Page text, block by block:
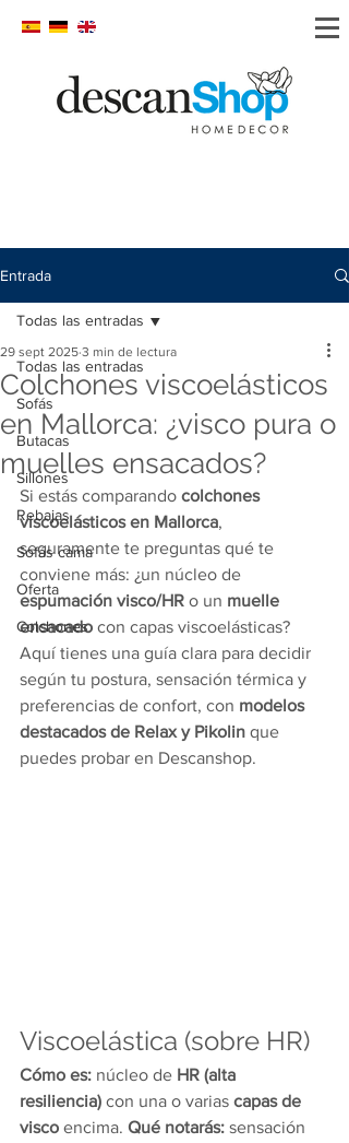
Entrada
Todas las entradas
Sofás
Butacas
Sillones
Rebajas
Sofás cama
Oferta
Colchones
Todas las entradas
Colchones viscoelásticos
en Mallorca: ¿visco pura o
muelles ensacados?
29 sept 2025 3 min de lectura
Si estás comparando colchones
viscoelásticos en Mallorca,
seguramente te preguntas qué te
conviene más: ¿un núcleo de
espumación visco/HR o un muelle
ensacado con capas viscoelásticas?
Aquí tienes una guía clara para decidir
según tu postura, sensación térmica y
preferencias de confort, con modelos
destacados de Relax y Pikolin que
puedes probar en Descanshop.
Viscoelástica (sobre HR)
Cómo es: núcleo de HR (alta
resiliencia) con una o varias capas de
visco encima. Qué notarás: sensación